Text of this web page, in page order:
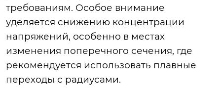
требованиям. Особое внимание
уделяется снижению концентрации
напряжений, особенно в местах
изменения поперечного сечения, где
рекомендуется использовать плавные
переходы с радиусами.